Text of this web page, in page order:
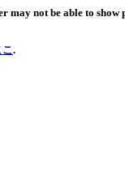
may not be able to
こ.